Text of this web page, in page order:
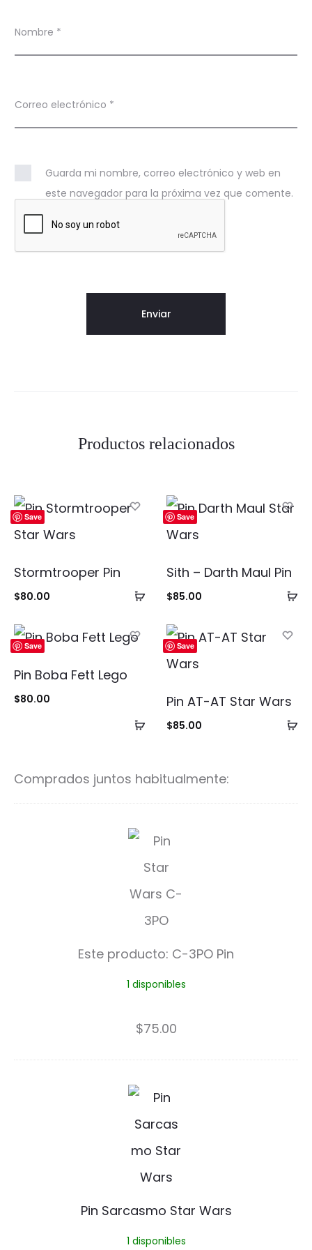
Nombre *
Correo electrónico *
Guarda mi nombre, correo electrónico y web en
este navegador para la próxima vez que comente.
Productos relacionados
Save
Añadir
carrito
Stormtrooper Pin
$80.00
Save
Sith – Darth Maul Pin
$85.00
Save
Añadir
Pin Boba Fett Lego
$80.00
Save
Pin AT-AT Star Wars
$85.00
Comprados juntos habitualmente:
C
-
3
P
i
n
Este producto: C-3PO Pin
1 disponibles
$75.00
P
i
n
S
Pin Sarcasmo Star Wars
1 disponibles